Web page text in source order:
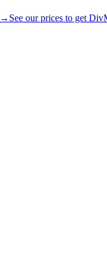
→ See our prices to get